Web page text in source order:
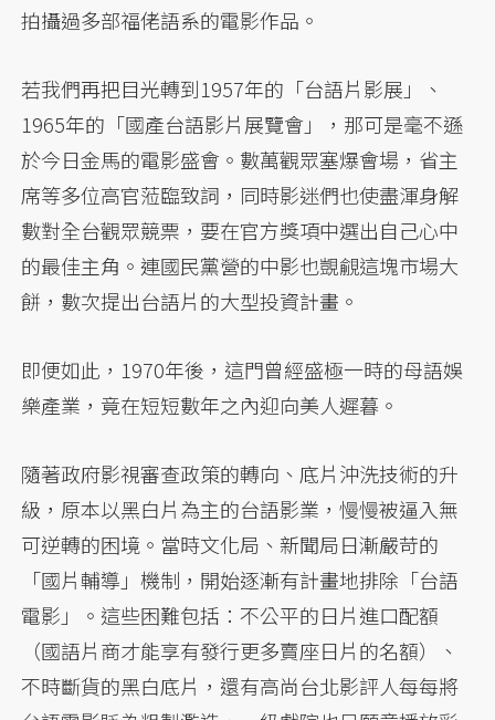
拍攝過多部福佬語系的電影作品。
若我們再把目光轉到1957年的「台語片影展」、
1965年的「國產台語影片展覽會」，那可是毫不遜
於今日金馬的電影盛會。數萬觀眾塞爆會場，省主
席等多位高官蒞臨致詞，同時影迷們也使盡渾身解
數對全台觀眾競票，要在官方獎項中選出自己心中
的最佳主角。連國民黨營的中影也覬覦這塊市場大
餅，數次提出台語片的大型投資計畫。
即便如此，1970年後，這門曾經盛極一時的母語娛
樂產業，竟在短短數年之內迎向美人遲暮。
隨著政府影視審查政策的轉向、底片沖洗技術的升
級，原本以黑白片為主的台語影業，慢慢被逼入無
可逆轉的困境。當時文化局、新聞局日漸嚴苛的
「國片輔導」機制，開始逐漸有計畫地排除「台語
電影」。這些困難包括：不公平的日片進口配額
（國語片商才能享有發行更多賣座日片的名額）、
不時斷貨的黑白底片，還有高尚台北影評人每每將